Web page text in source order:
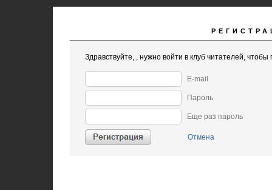
Здравствуйте, , нужно войти в клуб читателей, чтобы
E-mail
Пароль
Еще раз пароль
Отмена